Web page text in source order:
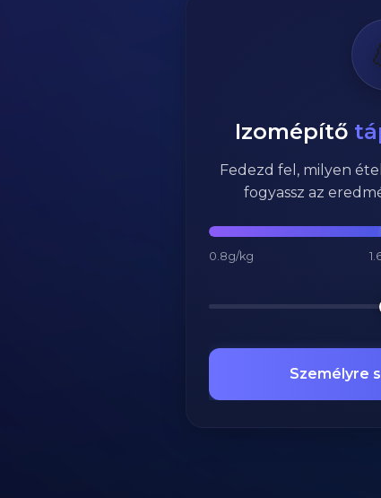
Izomépítő
Fedezd fel, milyen
fogyassz az
0.8g/kg
Személyre